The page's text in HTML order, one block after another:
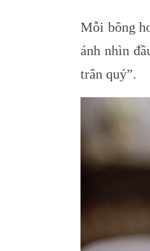
Mỗi bông
ánh nhìn
trân quý”.